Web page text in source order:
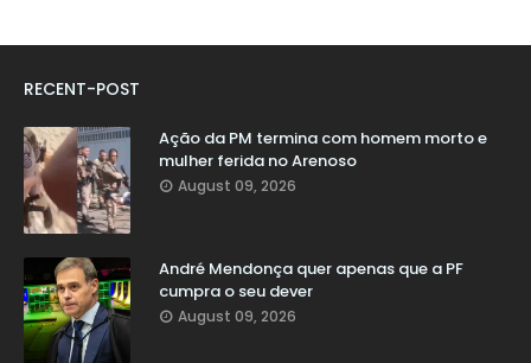
RECENT-POST
Ação da PM termina com homem morto e
mulher ferida no Arenoso
August 09, 2026
André Mendonça quer apenas que a PF
cumpra o seu dever
August 09, 2026